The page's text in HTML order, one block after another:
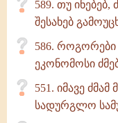
589. თუ
შესახებ
586. როგორები
ეკონომოსი
551. იმავე
სადურგლო